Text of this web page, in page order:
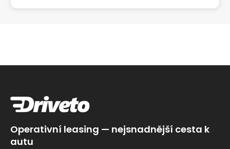
Operativní leasing — nejsnadnější cesta k
autu